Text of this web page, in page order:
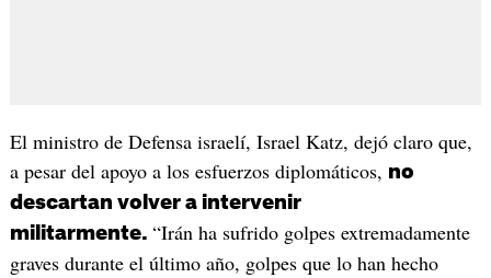
El ministro de Defensa israelí, Israel Katz, dejó claro que,
a pesar del apoyo a los esfuerzos diplomáticos, no
descartan volver a intervenir
militarmente. “Irán ha sufrido golpes extremadamente
graves durante el último año, golpes que lo han hecho